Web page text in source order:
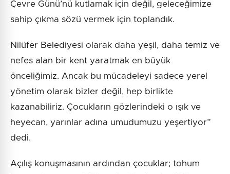
Çevre Günü’nü kutlamak için değil, geleceğimize
sahip çıkma sözü vermek için toplandık.
Nilüfer Belediyesi olarak daha yeşil, daha temiz ve
nefes alan bir kent yaratmak en büyük
önceliğimiz. Ancak bu mücadeleyi sadece yerel
yönetim olarak bizler değil, hep birlikte
kazanabiliriz. Çocukların gözlerindeki o ışık ve
heyecan, yarınlar adına umudumuzu yeşertiyor”
dedi.
Açılış konuşmasının ardından çocuklar; tohum